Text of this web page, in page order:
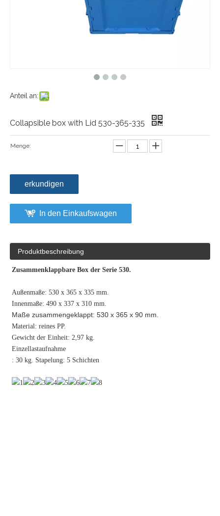
Anteil an:
Collapsible box with Lid 530-365-335
Menge:
erkundigen
In den Einkaufswagen
Produktbeschreibung
Zusammenklappbare Box der Serie 530.
Außenmaße: 530 x 365 x 335 mm.
Innenmaße: 490 x 337 x 310 mm.
Maße zusammengeklappt: 530 x 365 x 90 mm.
Material: reines PP.
Gewicht der Einheit: 2,97 kg.
Einzellastaufnahme
: 30 kg. Stapelung: 5 Schichten